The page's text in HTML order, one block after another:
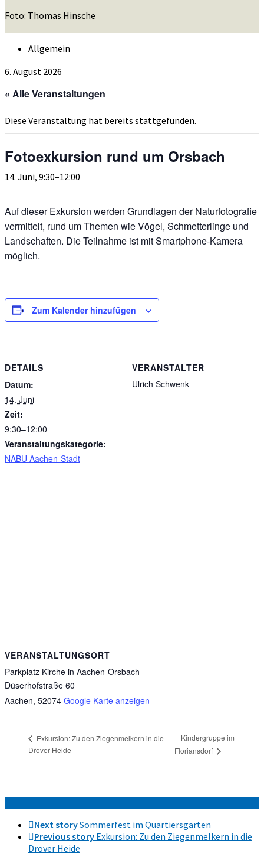
Foto: Thomas Hinsche
Allgemein
6. August 2026
« Alle Veranstaltungen
Diese Veranstaltung hat bereits stattgefunden.
Fotoexkursion rund um Orsbach
14. Juni, 9:30–12:00
Auf dieser Exkursion werden Grundlagen der Naturfotografie
vermittelt, rund um Themen wie Vögel, Schmetterlinge und
Landschaften. Die Teilnahme ist mit Smartphone-Kamera
möglich.
Zum Kalender hinzufügen
DETAILS
Datum:
14. Juni
Zeit:
9:30–12:00
Veranstaltungskategorie:
NABU Aachen-Stadt
VERANSTALTER
Ulrich Schwenk
VERANSTALTUNGSORT
Parkplatz Kirche in Aachen-Orsbach
Düserhofstraße 60
Aachen, 52074 Google Karte anzeigen
Exkursion: Zu den Ziegenmelkern in die
Drover Heide
Kindergruppe im
Floriansdorf
Next storySommerfest im Quartiersgarten
Previous story Exkursion: Zu den Ziegenmelkern in die
Drover Heide